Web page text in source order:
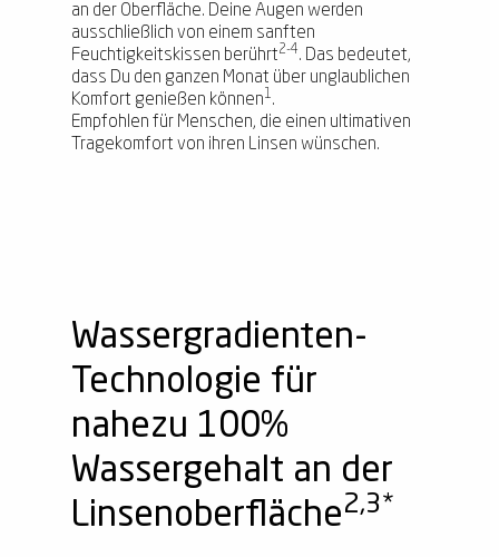
an der Oberfläche. Deine Augen werden
ausschließlich von einem sanften
Feuchtigkeitskissen berührt2-4. Das bedeutet,
dass Du den ganzen Monat über unglaublichen
Komfort genießen können1.
Empfohlen für Menschen, die einen ultimativen
Tragekomfort von ihren Linsen wünschen.
Wassergradienten-
Technologie für
nahezu 100%
Wassergehalt an der
Linsenoberfläche2,3*